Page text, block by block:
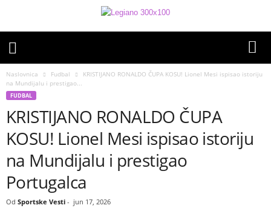
Naslovnica Fudbal
KRISTIJANO RONALDO ČUPA KOSU! Lionel Mesi ispisao istoriju
na Mundijalu i prestigao...
FUDBAL
KRISTIJANO RONALDO ČUPA
KOSU! Lionel Mesi ispisao istoriju
na Mundijalu i prestigao
Portugalca
Od Sportske Vesti - jun 17, 2026